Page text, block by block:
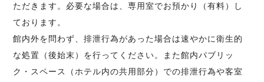
ただきます。必要な場合は、専用室でお預かり（有料）し
ております。
館内外を問わず、排泄行為があった場合は速やかに衛生的
な処置（後始末）を行ってください。また館内パブリッ
ク・スペース（ホテル内の共用部分）での排泄行為や客室